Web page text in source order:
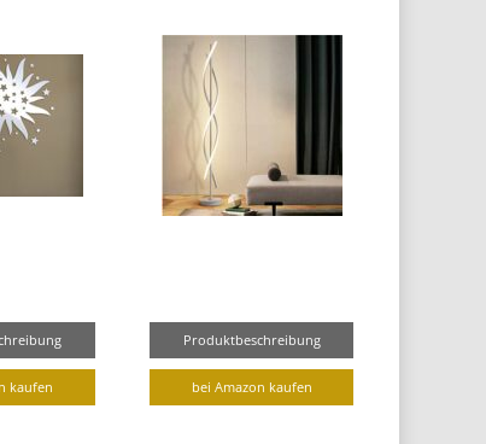
kaufen
Produktbeschreibung
bei Amazon kaufen